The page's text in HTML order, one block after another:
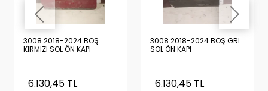
3008 2018-2024 BOŞ
KIRMIZI SOL ÖN KAPI
6.130,45 TL
3008 2018-2024 BOŞ GRİ
SOL ÖN KAPI
6.130,45 TL